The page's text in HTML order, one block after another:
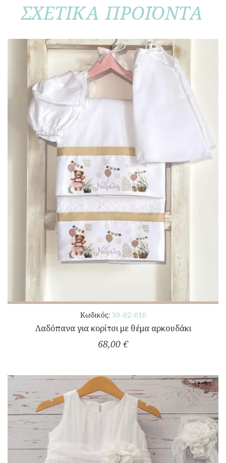
ΣΧΕΤΙΚΑ ΠΡΟΪΟΝΤΑ
Κωδικός: 30-02-010
Λαδόπανα για κορίτσι με θέμα αρκουδάκι
68,00 €